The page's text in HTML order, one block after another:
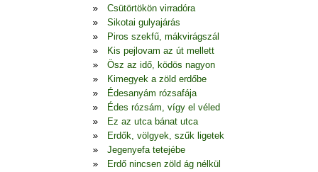
Csütörtökön virradóra
Sikotai gulyajárás
Piros szekfű, mákvirágszál
Kis pejlovam az út mellett
Ösz az idő, ködös nagyon
Kimegyek a zöld erdőbe
Édesanyám rózsafája
Édes rózsám, vígy el véled
Ez az utca bánat utca
Erdők, völgyek, szűk ligetek
Jegenyefa tetejébe
Erdő nincsen zöld ág nélkül